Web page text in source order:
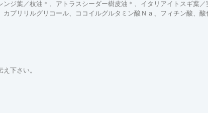
ジ葉／枝油＊、アトラスシーダー樹皮油＊、イタリアイトスギ葉
カプリリルグリコール、ココイルグルタミン酸Ｎａ、フィチン酸
下さい。